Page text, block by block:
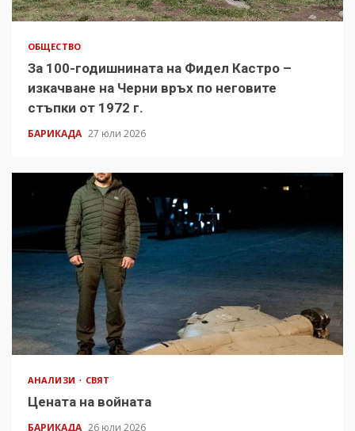
ОБЩЕСТВО
За 100-годишнината на Фидел Кастро –
изкачване на Черни връх по неговите
стъпки от 1972 г.
БАРИКАДА 27 юли 2026
АНАЛИЗИ СВЯТ
Цената на войната
БАРИКАДА 26 юли 2026